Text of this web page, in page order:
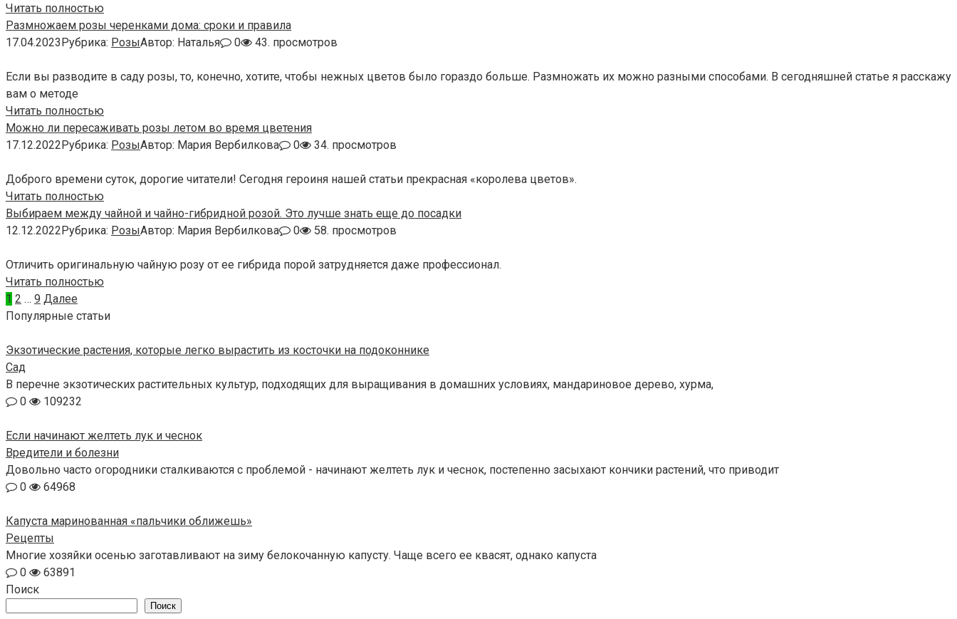
Читать полностью
Размножаем розы черенками дома: сроки и правила
17.04.2023Рубрика: РозыАвтор: Наталья 0 43. просмотров
Если вы разводите в саду розы, то, конечно, хотите, чтобы нежных цветов было гораздо больше. Размножать их можно разными способами. В сегодняшней статье я расскажу
вам о методе
Читать полностью
Можно ли пересаживать розы летом во время цветения
17.12.2022Рубрика: РозыАвтор: Мария Вербилкова 0 34. просмотров
Доброго времени суток, дорогие читатели! Сегодня героиня нашей статьи прекрасная «королева цветов».
Читать полностью
Выбираем между чайной и чайно-гибридной розой. Это лучше знать еще до посадки
12.12.2022Рубрика: РозыАвтор: Мария Вербилкова 0 58. просмотров
Отличить оригинальную чайную розу от ее гибрида порой затрудняется даже профессионал.
Читать полностью
Пагинация
записей
1 2 … 9 Далее
Популярные статьи
Экзотические растения, которые легко вырастить из косточки на подоконнике
Сад
В перечне экзотических растительных культур, подходящих для выращивания в домашних условиях, мандариновое дерево, хурма,
0
109232
Если начинают желтеть лук и чеснок
Вредители и болезни
Довольно часто огородники сталкиваются с проблемой - начинают желтеть лук и чеснок, постепенно засыхают кончики растений, что приводит
0
64968
Капуста маринованная «пальчики оближешь»
Рецепты
Многие хозяйки осенью заготавливают на зиму белокочанную капусту. Чаще всего ее квасят, однако капуста
0
63891
Поиск
Поиск